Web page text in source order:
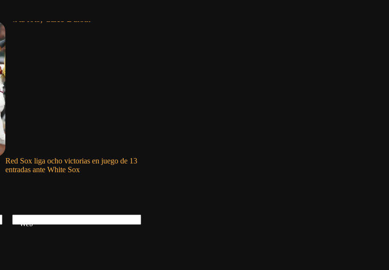
Red Sox liga ocho victorias en juego de 13
entradas ante White Sox
Web